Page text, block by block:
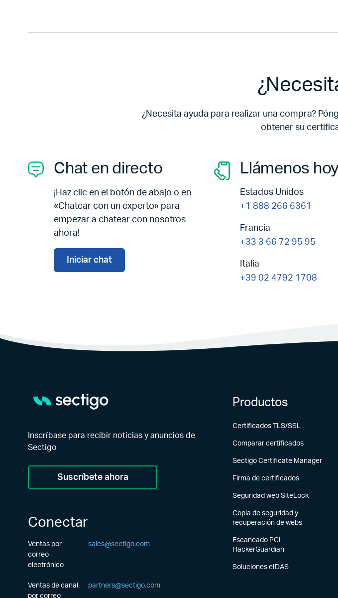
¿Necesita ayuda para realizar una compra?
obtener su
Chat en directo
¡Haz clic en el botón de abajo o en
«Chatear con un experto» para
empezar a chatear con nosotros
ahora!
Iniciar chat
Llámenos
Estados Unidos
+1 888 266 6361
Francia
+33 3 66 72 95 95
Italia
+39 02 4792 1708
Inscríbase para recibir noticias y anuncios de
Sectigo
Suscríbete ahora
Conectar
Ventas por
correo
electrónico
sales@sectigo.com
Ventas de canal
por correo
partners@sectigo.com
Productos
Certificados TLS/SSL
Comparar certificados
Sectigo Certificate Manager
Firma de certificados
Seguridad web SiteLock
Copia de seguridad y
recuperación de webs
Escaneado PCI
HackerGuardian
Soluciones eIDAS